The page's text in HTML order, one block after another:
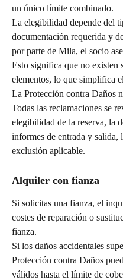
un único límite combinado.
La elegibilidad depende del
documentación requerida y
por parte de Mila, el socio
Esto significa que no existen
elementos, lo que simplifica
La Protección contra Daños
Todas las reclamaciones se
elegibilidad de la reserva, la
informes de entrada y salida,
exclusión aplicable.
Alquiler con fianza
Si solicitas una fianza, el
costes de reparación o
fianza.
Si los daños accidentales
Protección contra Daños
válidos hasta el límite de